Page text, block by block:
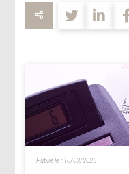
Publié le : 10/03/2025